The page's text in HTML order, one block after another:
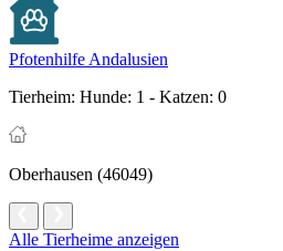
Pfotenhilfe Andalusien
Tierheim: Hunde: 1 - Katzen: 0
Oberhausen (46049)
Alle Tierheime anzeigen